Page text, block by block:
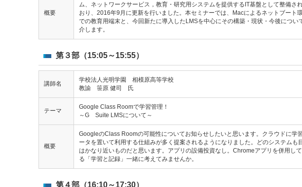
概要
ム、ネットワークサービス，教育・研究用システムを提供するIT基盤として整備さ
おり、2016年9月に更新を行いました。本セミナーでは、Macによるネットブート
での教育用端末と、今回新たに導入したLMSを中心にその構築・現状・今後につい
介します。
第３部（15:05～15:55）
講師名
学校法人光明学園 相模原高等学校
教諭 笹原 健司 氏
テーマ
Google Class Roomで学習管理！
～G Suite LMSについて～
概要
GoogleのClass Roomの可能性についてお知らせしたいと思います。クラウドに学
ータを置いて利用する仕組みが多く提案されるようになりました。どのシステムも
はかなり近いものだと思います。アプリの設備投資なし。Chromeアプリを併用し
る「学習と記録」一緒に考えてみませんか。
第４部（16:10～17:30）